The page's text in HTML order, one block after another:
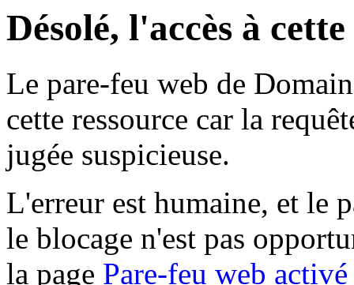
Désolé, l'accès à
Le pare-feu web de
cette ressource car la
jugée suspicieuse.
L'erreur est humaine, et le
le blocage n'est pas
la page Pare-feu web activé